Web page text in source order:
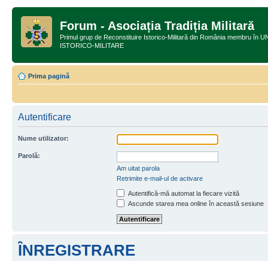
Forum - Asociația Tradiția Militară
Primul grup de Reconstituire Istorico-Militară din România membru în
ISTORICO-MILITARE
Prima pagină
Autentificare
Nume utilizator:
Parolă:
Am uitat parola
Retrimite e-mail-ul de activare
Autentifică-mă automat la fiecare vizită
Ascunde starea mea online în această sesiune
ÎNREGISTRARE